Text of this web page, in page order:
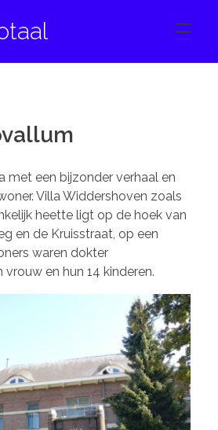
met een bijzonder verhaal en
Villa Widdershoven zoals
heette ligt op de hoek van
en de Kruisstraat, op een
waren dokter
en hun 14 kinderen.